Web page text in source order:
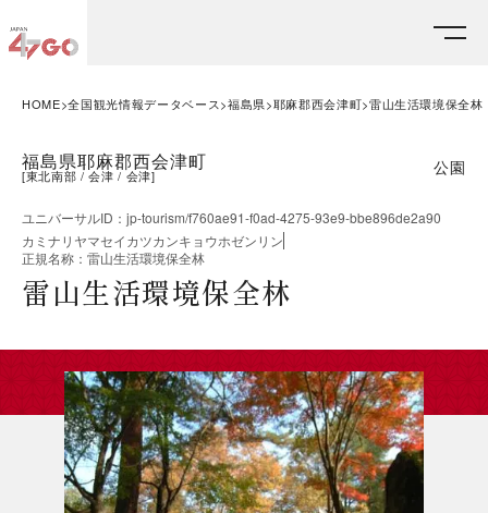
HOME 全国観光情報データベース 福島県 耶麻郡西会津町 雷山生活環境保全林
福島県耶麻郡西会津町
[東北南部 会津 会津] 公園
ユニバーサルID ： jp-tourism/f760ae91-f0ad-4275-93e9-bbe896de2a90
カミナリヤマセイカツカンキョウホゼンリン
正規名称 ： 雷山生活環境保全林
雷山生活環境保全林